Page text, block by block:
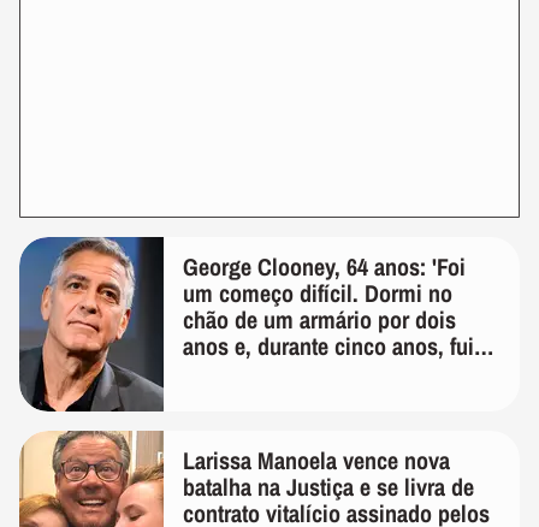
George Clooney, 64 anos: 'Foi
um começo difícil. Dormi no
chão de um armário por dois
anos e, durante cinco anos, fui
Larissa Manoela vence nova
batalha na Justiça e se livra de
contrato vitalício assinado pelos